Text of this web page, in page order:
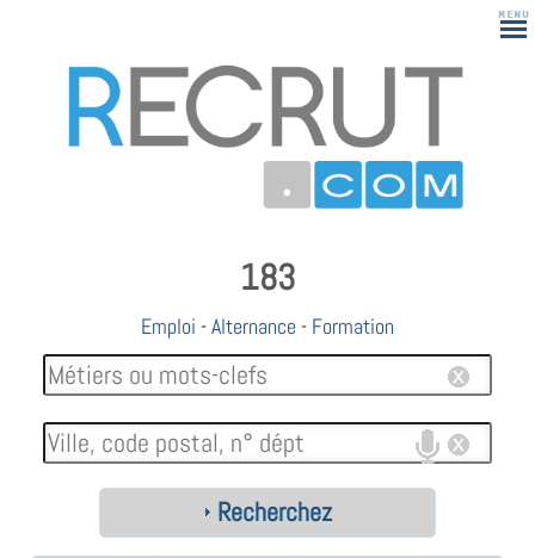
183
Emploi -Alternance - Formation
Recherchez